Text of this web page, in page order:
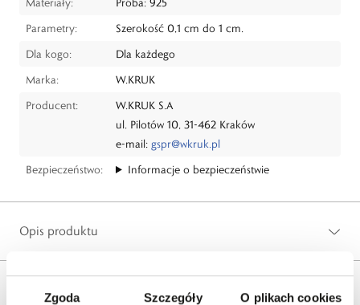
Zgoda Szczegóły O plikach cookies
Parametry:
Szerokość 0,1 cm do 1 cm.
Dla kogo:
Dla każdego
Marka:
W.KRUK
Producent:
W.KRUK S.A
ul. Pilotów 10, 31-462 Kraków
e-mail: gspr@wkruk.pl
Bezpieczeństwo:
Informacje o bezpieczeństwie
Opis produktu
Wysyłka